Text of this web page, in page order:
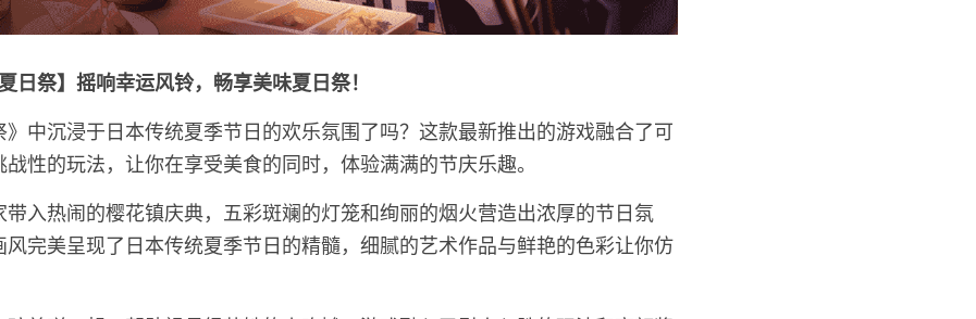
日祭】摇响幸运风铃，畅享美味夏日祭！
中沉浸于日本传统夏季节日的欢乐氛围了吗？这款最新推出的游戏融合了可
性的玩法，让你在享受美食的同时，体验满满的节庆乐趣。
带入热闹的樱花镇庆典，五彩斑斓的灯笼和绚丽的烟火营造出浓厚的节日氛
风完美呈现了日本传统夏季节日的精髓，细腻的艺术作品与鲜艳的色彩让你仿